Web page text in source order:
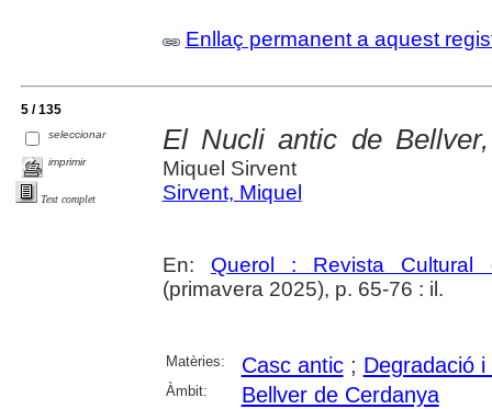
Enllaç permanent a aquest
5 / 135
seleccionar
imprimir
Text complet
El Nucli antic de
Miquel Sirvent
Sirvent, Miquel
En: Querol : Revista Cultural
(primavera 2025), p. 65-76 : il.
Matèries: Casc antic; Degradació
Àmbit: Bellver de Cerdanya